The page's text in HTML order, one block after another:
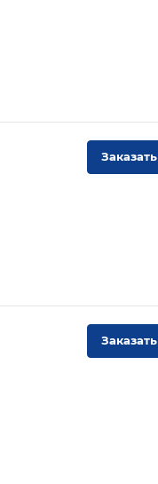
Заказать
Заказать